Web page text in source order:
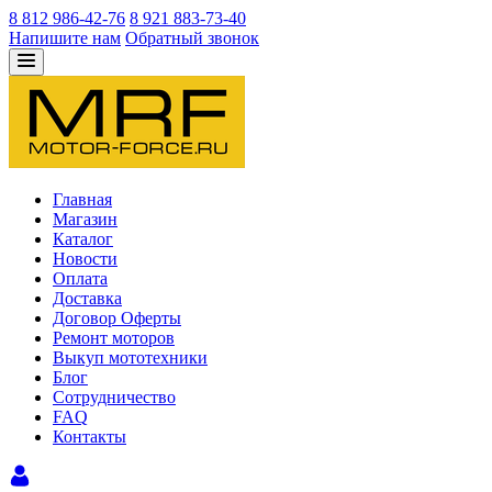
8 812 986-42-76 8 921 883-73-40
Напишите нам Обратный звонок
Главная
Магазин
Каталог
Новости
Оплата
Доставка
Договор Оферты
Ремонт моторов
Выкуп мототехники
Блог
Сотрудничество
FAQ
Контакты